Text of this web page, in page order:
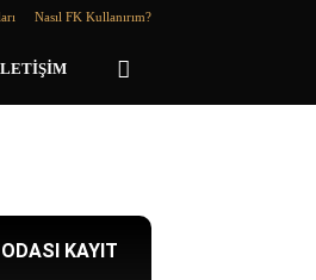
Nasıl FK Kullanırım?
KAYIT